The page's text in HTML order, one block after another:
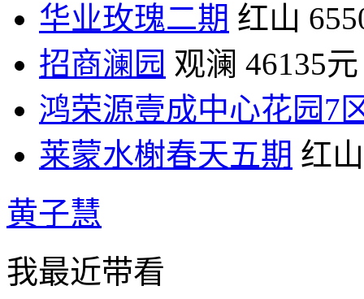
华业玫瑰二期 红山
招商澜园 观澜 46135元
鸿荣源壹成中心花园7
莱蒙水榭春天五期 红山
黄子慧
我最近带看